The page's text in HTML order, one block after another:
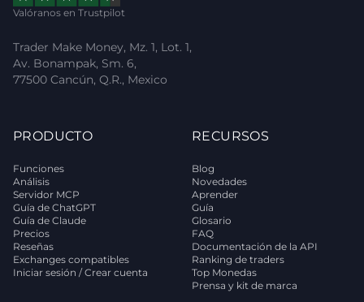
Valóranos en Trustpilot
Trader Make Money, Mz. 1, Lot. 1,
Av. Bonampak, Sm. 6,
77500 Cancún, Q.R., Mexico
PRODUCTO
Funciones
Análisis
Servidor MCP
Guía de ChatGPT
Guía de Claude
Precios
Reseñas
Exchanges compatibles
Iniciar sesión / Crear cuenta
RECURSOS
Blog
Novedades
Aprender
Guía
Glosario
FAQ
Documentación de la API
Ranking de traders
Top Monedas
Prensa y kit de marca